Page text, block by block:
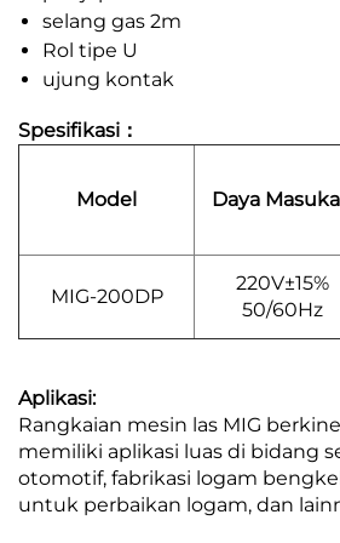
selang gas 2m
Rol tipe U
ujung kontak
Spesifikasi：
Model Daya
MIG-200DP
220V±15%
50/60Hz
Aplikasi:
Rangkaian mesin las MIG
memiliki aplikasi luas di bidang
otomotif, fabrikasi logam
untuk perbaikan logam, dan